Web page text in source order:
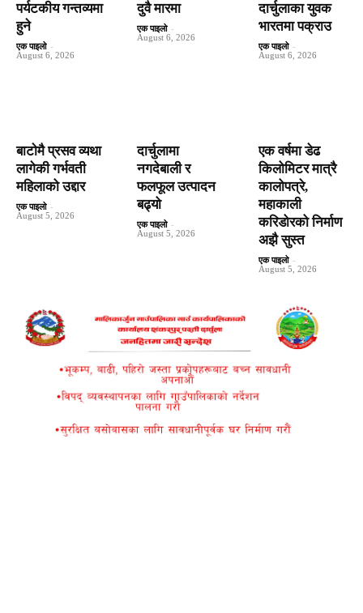
पर्यटकीय गन्तव्यमा
हुने
एक पाइलो -
August 6, 2026
दुवै मारमा
एक पाइलो -
August 6, 2026
दार्चुलाका युवक
भारतमा पक्राउ
एक पाइलो -
August 6, 2026
बाटाेमै प्रसव व्यथा
लागेकी गर्भवती
महिलाको उद्दार
एक पाइलो -
August 5, 2026
दार्चुलामा
नगदेबाली र
फलफूल उत्पादन
बढ्यो
एक पाइलो -
August 5, 2026
एक वर्षमा डेढ
किलोमिटर मात्रै
कालोपत्रे,
महाकाली
करिडोरको निर्माण
अझै सुस्त
एक पाइलो -
August 5, 2026